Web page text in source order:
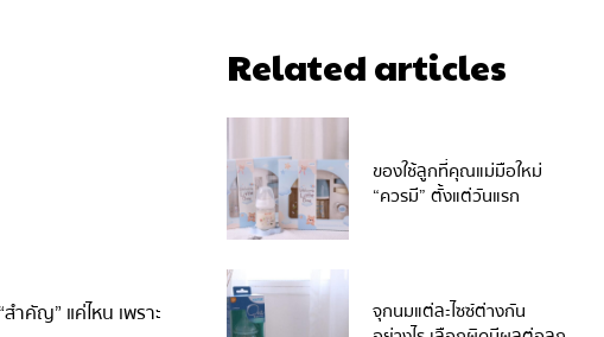
คัญ” แค่ไหน เพราะ
Related articles
ของใช้ลูกที่คุณแม่มือใหม่
“ควรมี” ตั้งแต่วันแรก
จุกนมแต่ละไซซ์ต่างกัน